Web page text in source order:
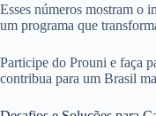
Esses números mostram o
um programa que
Participe do Prouni e faça
contribua para um Brasil